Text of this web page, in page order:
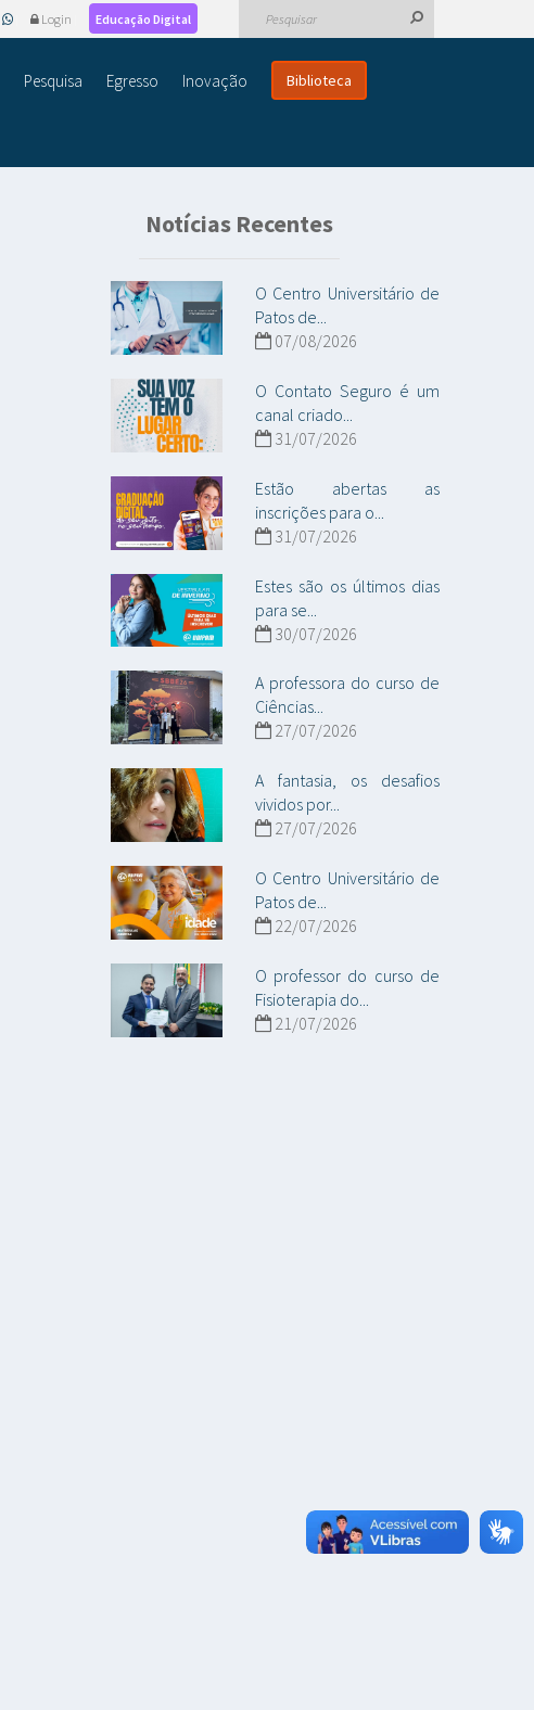
Login Educação Digital
Pesquisa Egresso Inovação Biblioteca
Notícias Recentes
O Centro Universitário de
Patos de...
07/08/2026
O Contato Seguro é um
canal criado...
31/07/2026
Estão abertas as
inscrições para o...
31/07/2026
Estes são os últimos dias
para se...
30/07/2026
A professora do curso de
Ciências...
27/07/2026
A fantasia, os desafios
vividos por...
27/07/2026
O Centro Universitário de
Patos de...
22/07/2026
O professor do curso de
Fisioterapia do...
21/07/2026